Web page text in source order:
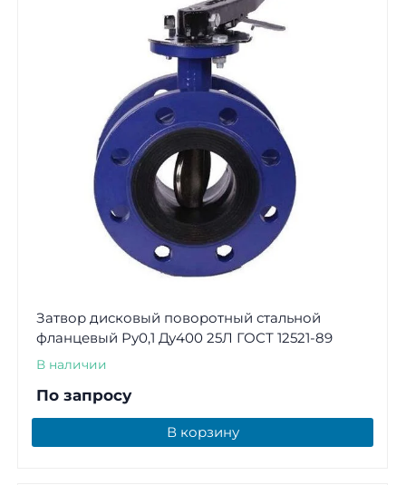
Затвор дисковый поворотный стальной
фланцевый Ру0,1 Ду400 25Л ГОСТ 12521-89
В наличии
По запросу
В корзину